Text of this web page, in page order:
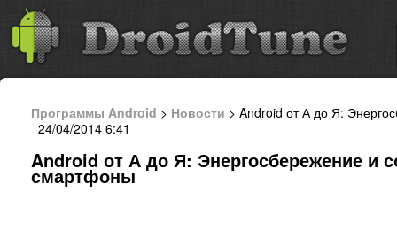
Программы Android > Новости > Android от А до Я:
24/04/2014 6:41
Android от А до Я: Энергосбережение и
смартфоны